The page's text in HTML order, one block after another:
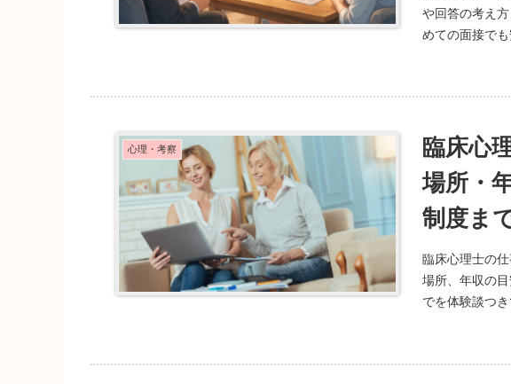
や回答の考え
めての面接でも
心理・考察
臨床心
場所・
制度ま
臨床心理士の
場所、年収の
でを体験談つ